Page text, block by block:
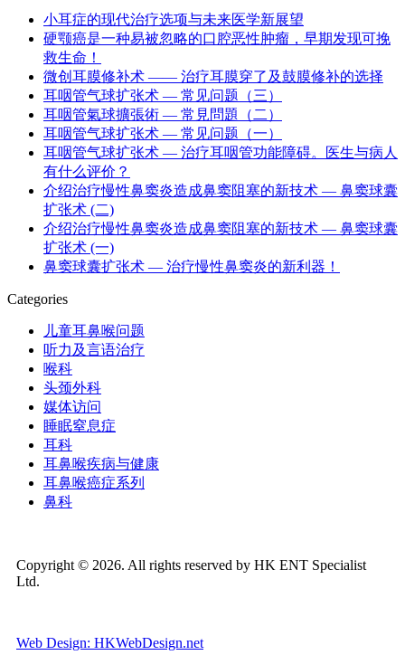
小耳症的现代治疗选项与未来医学新展望
硬颚癌是一种易被忽略的口腔恶性肿瘤，早期发现可挽
救生命！
微创耳膜修补术 —— 治疗耳膜穿了及鼓膜修补的选择
耳咽管气球扩张术 — 常见问题（三）
耳咽管氣球擴張術 — 常見問題（二）
耳咽管气球扩张术 — 常见问题（一）
耳咽管气球扩张术 — 治疗耳咽管功能障碍。医生与病人
有什么评价？
介绍治疗慢性鼻窦炎造成鼻窦阻塞的新技术 — 鼻窦球囊
扩张术 (二)
介绍治疗慢性鼻窦炎造成鼻窦阻塞的新技术 — 鼻窦球囊
扩张术 (一)
鼻窦球囊扩张术 — 治疗慢性鼻窦炎的新利器！
Categories
儿童耳鼻喉问题
听力及言语治疗
喉科
头颈外科
媒体访问
睡眠窒息症
耳科
耳鼻喉疾病与健康
耳鼻喉癌症系列
鼻科
Copyright © 2026. All rights reserved by HK ENT Specialist
Ltd.
Web Design: HKWebDesign.net